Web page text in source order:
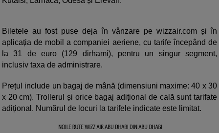
Biletele au fost puse deja în vânzare pe wizzair.com și în
aplicația de mobil a companiei aeriene, cu tarife începând de
la 31 de euro (129 dirhami), pentru un singur segment,
inclusiv taxa de administrare.
Prețul include un bagaj de mână (dimensiuni maxime: 40 x 30
x 20 cm). Trollerul și orice bagaj adițional de cală sunt tarifate
adițional. Numărul de locuri la tarifele indicate este limitat.